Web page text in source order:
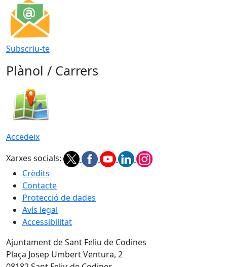
Subscriu-te
Plànol / Carrers
Accedeix
Xarxes socials:
Crèdits
Contacte
Protecció de dades
Avís legal
Accessibilitat
Ajuntament de Sant Feliu de Codines
Plaça Josep Umbert Ventura, 2